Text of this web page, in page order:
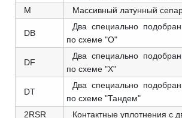
M
Массивный латунный
DB
Два специально
по схеме "О"
DF
Два специально
по схеме "X"
DT
Два специально
по схеме "Тандем"
2RSR
Контактные уплотнения с